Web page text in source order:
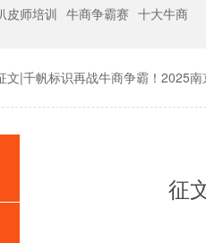
皮师培训 牛商争霸赛 十大牛商
文|千帆标识再战牛商争霸！2025
征